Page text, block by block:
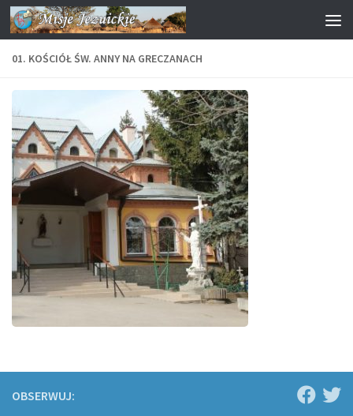
Przejdź do treści
01. KOŚCIÓŁ ŚW. ANNY NA GRECZANACH
OBSERWUJ: